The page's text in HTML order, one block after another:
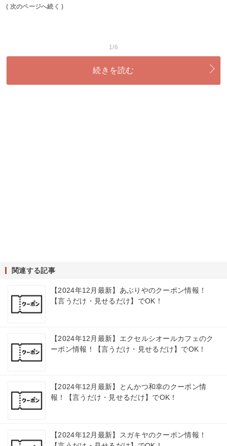
( 次のページへ続く )
1/6
続きを読む
関連する記事
【2024年12月最新】あぶりやのクーポン情報！
【言うだけ・見せるだけ】でOK！
【2024年12月最新】エクセルシオールカフェのク
ーポン情報！【言うだけ・見せるだけ】でOK！
【2024年12月最新】とんかつ和幸のクーポン情
報！【言うだけ・見せるだけ】でOK！
【2024年12月最新】スガキヤのクーポン情報！